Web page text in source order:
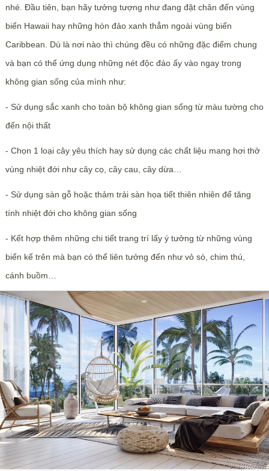
nhé. Đầu tiên, bạn hãy tưởng tượng như đang đặt chân đến vùng
biển Hawaii hay những hòn đảo xanh thẳm ngoài vùng biển
Caribbean. Dù là nơi nào thì chúng đều có những đặc điểm chung
và bạn có thể ứng dụng những nét độc đáo ấy vào ngay trong
không gian sống của mình như:
- Sử dụng sắc xanh cho toàn bộ không gian sống từ màu tường cho
đến nội thất
- Chọn 1 loại cây yêu thích hay sử dụng các chất liệu mang hơi thở
vùng nhiệt đới như cây cọ, cây cau, cây dừa…
- Sử dụng sàn gỗ hoặc thảm trải sàn họa tiết thiên nhiên để tăng
tính nhiệt đới cho không gian sống
- Kết hợp thêm những chi tiết trang trí lấy ý tưởng từ những vùng
biển kể trên mà bạn có thể liên tưởng đến như vỏ sò, chim thú,
cánh buồm…